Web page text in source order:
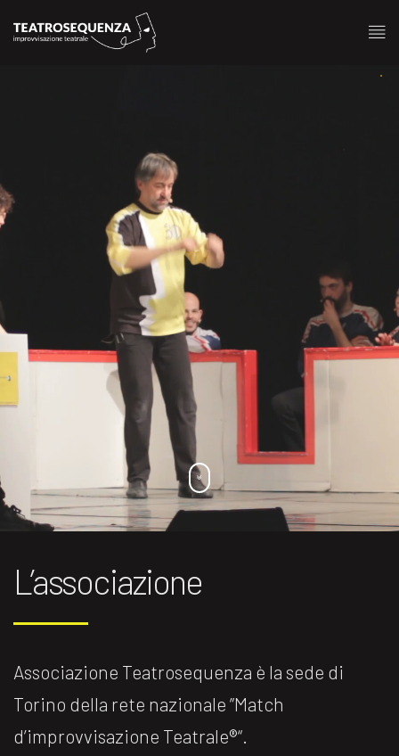
L’associazione
Associazione Teatrosequenza è la sede di
Torino della rete nazionale ”Match
d’improvvisazione Teatrale®️“.